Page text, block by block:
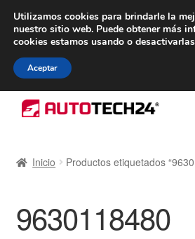
ENTREGA desde
De lunes a viernes de 9
navegación
al
Carro
Inicio Productos etiquetados
9630118480
Utilizamos cookies para brindarle la
nuestro sitio web. Puede obtener más
cookies estamos usando o
Aceptar